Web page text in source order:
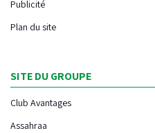
Publicité
Plan du site
SITE DU GROUPE
Club Avantages
Assahraa